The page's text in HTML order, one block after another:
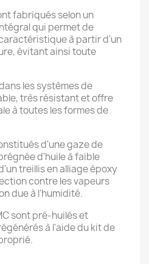
fabriqués selon un
qui permet de
à partir d'un
évitant ainsi toute
les systèmes de
très résistant et offre
à toutes les formes de
d'une gaze de
d'huile à faible
treillis en alliage époxy
contre les vapeurs
due à l'humidité.
sont pré-huilés et
à l'aide du kit de